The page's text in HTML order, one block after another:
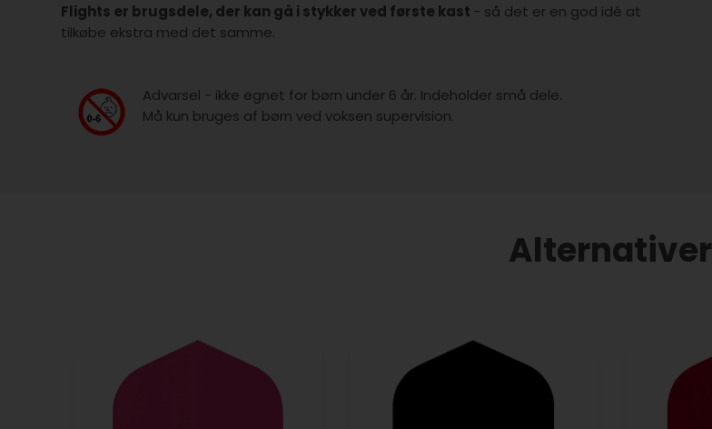
Flights er brugsdele, der kan gå i stykker ved første kast - så det er en god idé at
tilkøbe ekstra med det samme.
Advarsel - ikke egnet for børn under 6 år. Indeholder små dele.
Må kun bruges af børn ved voksen supervision.
Alternativer